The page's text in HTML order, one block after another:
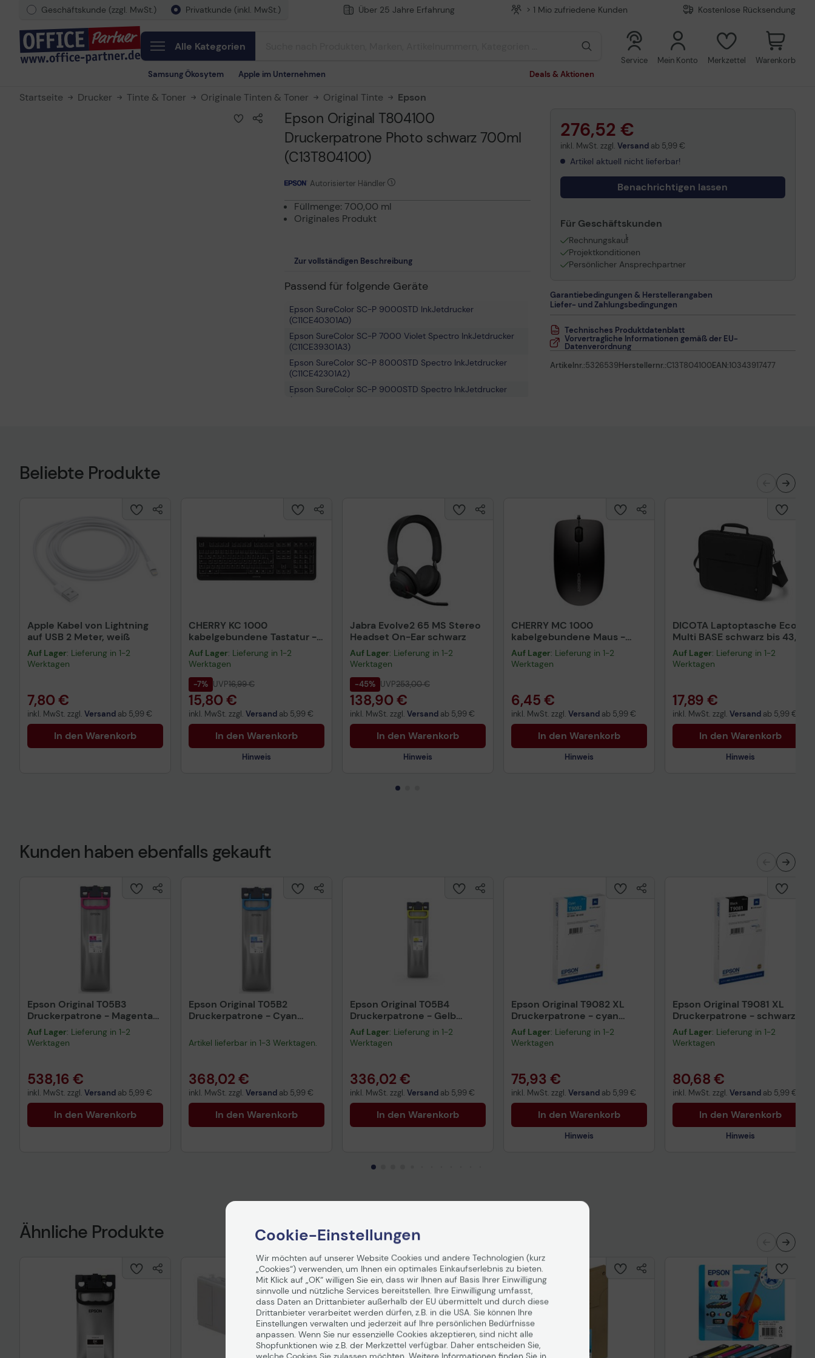
Geschäftskunde (zzgl. MwSt.) Privatkunde (inkl. MwSt.) Über 25 Jahre Erfahrung > 1 Mio zufriedene Kunden Kostenlose Rücksendung
Alle Kategorien
Samsung Ökosytem Apple im Unternehmen Deals & Aktionen
Service Mein Konto Merkzettel Warenkorb
Startseite Drucker Tinte & Toner Originale Tinten & Toner Original Tinte Epson
Epson Original T804100
Druckerpatrone Photo schwarz 700ml
(C13T804100)
Autorisierter Händler
Füllmenge: 700,00 ml
Originales Produkt
Zur vollständigen Beschreibung
Passend für folgende Geräte
Epson SureColor SC-P 9000STD InkJetdrucker
(C11CE40301A0)
Epson SureColor SC-P 7000 Violet Spectro InkJetdrucker
(C11CE39301A3)
Epson SureColor SC-P 8000STD Spectro InkJetdrucker
(C11CE42301A2)
Epson SureColor SC-P 9000STD Spectro InkJetdrucker
(C11CE40301A2)
Epson SureColor SC-P 7000STD InkJetdrucker
Epson SureColor SC-P 6000STD Spectro InkJetdrucker
(C11CE41301A2)
Epson SureColor SC-P 7000STD Spectro InkJetdrucker
(C11CE39301A2)
Epson SureColor SC-P 8000STD InkJetdrucker
276,52 €
inkl. MwSt. zzgl. Versandab 5,99 €
Artikel aktuell nicht lieferbar!
Benachrichtigen lassen
Für Geschäftskunden
Rechnungskauf
1
Projektkonditionen
Persönlicher Ansprechpartner
Garantiebedingungen & Herstellerangaben
Liefer- und Zahlungsbedingungen
Technisches Produktdatenblatt
Vorvertragliche Informationen gemäß der EU-
Datenverordnung
Artikelnr.:5326539Herstellernr.:C13T804100EAN:10343917477
Beliebte Produkte
Apple Kabel von Lightning
auf USB 2 Meter, weiß
Auf Lager: Lieferung in 1-2
Werktagen
7,80 €
inkl. MwSt. zzgl. Versand ab 5,99 €
In den Warenkorb
CHERRY KC 1000
kabelgebundene Tastatur -
QWERTZ DE - schwarz
Auf Lager: Lieferung in 1-2
Werktagen
-7% UVP16,99 €
15,80 €
inkl. MwSt. zzgl. Versand ab 5,99 €
In den Warenkorb
Hinweis
Technisches Produktdatenblatt
Jabra Evolve2 65 MS Stereo
Headset On-Ear schwarz
Auf Lager: Lieferung in 1-2
Werktagen
-45% UVP253,00 €
138,90 €
inkl. MwSt. zzgl. Versand ab 5,99 €
In den Warenkorb
Hinweis
CHERRY MC 1000
kabelgebundene Maus -
schwarz
Auf Lager: Lieferung in 1-2
Werktagen
6,45 €
inkl. MwSt. zzgl. Versand ab 5,99 €
In den Warenkorb
Hinweis
DICOTA Laptoptasche Eco
Multi BASE schwarz bis 43,9
cm (17,3 Zoll)
Auf Lager: Lieferung in 1-2
Werktagen
17,89 €
inkl. MwSt. zzgl. Versand ab 5,99 €
In den Warenkorb
Hinweis
Kunden haben ebenfalls gekauft
Epson Original T05B3
Druckerpatrone - Magenta
C13T05B34N
Auf Lager: Lieferung in 1-2
Werktagen
538,16 €
inkl. MwSt. zzgl. Versand ab 5,99 €
In den Warenkorb
Epson Original T05B2
Druckerpatrone - Cyan
Artikel lieferbar in 1-3 Werktagen.
368,02 €
inkl. MwSt. zzgl. Versand ab 5,99 €
In den Warenkorb
Epson Original T05B4
Druckerpatrone - Gelb
C13T05B44N
Auf Lager: Lieferung in 1-2
Werktagen
336,02 €
inkl. MwSt. zzgl. Versand ab 5,99 €
In den Warenkorb
Epson Original T9082 XL
Druckerpatrone - cyan
(C13T90824N)
Auf Lager: Lieferung in 1-2
Werktagen
75,93 €
inkl. MwSt. zzgl. Versand ab 5,99 €
In den Warenkorb
Hinweis
Vorvertragliche Informationen
Epson Original T9081 XL
Druckerpatrone - schwarz
(C13T90814N)
Auf Lager: Lieferung in 1-2
Werktagen
80,68 €
inkl. MwSt. zzgl. Versand ab 5,99 €
In den Warenkorb
Hinweis
Ähnliche Produkte Cookie-Einstellungen
Wir möchten auf unserer Website Cookies und andere Technologien (kurz
„Cookies“) verwenden, um Ihnen ein optimales Einkaufserlebnis zu bieten.
Mit Klick auf „OK“ willigen Sie ein, dass wir Ihnen auf Basis Ihrer Einwilligung
sinnvolle und nützliche Services bereitstellen. Ihre Einwilligung umfasst,
dass Daten an Drittanbieter außerhalb der EU übermittelt und durch diese
Drittanbieter verarbeitet werden dürfen, z.B. in die USA. Sie können Ihre
Einstellungen verwalten und jederzeit auf Ihre persönlichen Bedürfnisse
anpassen. Wenn Sie nur essenzielle Cookies akzeptieren, sind nicht alle
Shopfunktionen wie z.B. der Merkzettel verfügbar. Daher entscheiden Sie,